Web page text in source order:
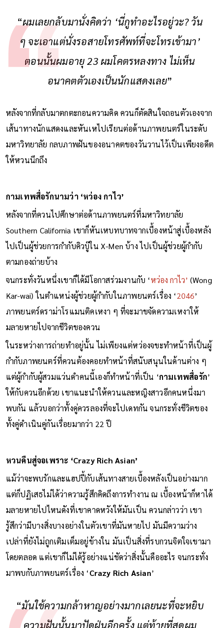
“ผมเลยกลับมานั่งคิดว่า ‘นี่กูทำอะไรอยู่วะ? วัน
ๆ จะเอาแต่นั่งรอสายโทรศัพท์ที่จะโทรเข้ามา’
ตอนนั้นผมอายุ 23 ผมโคตรหลงทาง ไม่เห็น
อนาคตตัวเองเป็นนักแสดงเลย”
หลังจากที่กลับมาตกตะกอนความคิด ควนก็ตัดสินใจถอนตัวเองจาก
เส้นาทางนักแสดงและหันเหไปเรียนต่อด้านภาพยนตร์ในระดับ
มหาวิทยาลัย กลบภาพฝันของอนาคตของวันวานไว้เป็นเพียงอดีต
ให้หวนนึกถึง
กามเทพสื่อรักนามว่า ‘หว่อง กาไว’
หลังจากที่ควนไปศึกษาต่อด้านภาพยนตร์ที่มหาวิทยาลัย
Southern California เขาก็หันเหบทบาทจากเบื้องหน้าสู่เบื้องหลัง
ไปเป็นผู้ช่วยการกำกับคิวบู๊ใน X-Men บ้าง ไปเป็นผู้ช่วยผู้กำกับ
ตามกองถ่ายบ้าง
จนกระทั่งวันหนึ่งเขาก็ได้มีโอกาสร่วมงานกับ ‘หว่อง กาไว’ (Wong
Kar-wai) ในตำแหน่งผู้ช่วยผู้กำกับในภาพยนตร์เรื่อง ‘2046’
ภาพยนตร์ดราม่าโรแมนติคเหงา ๆ ที่จะมาขจัดความเหงาให้
มลายหายไปจากชีวิตของควน
ในระหว่างการถ่ายทำอยู่นั้น ไม่เพียงแต่หว่องจขะทำหน้าที่เป็นผู้
กำกับภาพยนตร์ที่ควนต้องคอยทำหน้าที่สนับสนุนในด้านต่าง ๆ
แต่ผู้กำกับผู้สวมแว่นดำคนนี้เองก็ทำหน้าที่เป็น ‘กามเทพสื่อรัก’
ให้กับควนอีกด้วย เขาแนะนำให้ควนและหญิงสาวอีกคนหนึ่งมา
พบกัน แล้วบอกว่าทั้งคู่ควรลองที่จะไปเดทกัน จนกระทั่งชีวิตของ
ทั้งคู่ดำเนินคู่กันเรื่อยมากว่า 22 ปี
หวนคืนสู่จอเพราะ ‘Crazy Rich Asian’
แม้ว่าจะพบรักและแฮปปี้กับเส้นทางสายเบื้องหลังเป็นอย่างมาก
แต่ก็ปฏิเสธไม่ได้ว่าความรู้สึกคิดถึงการทำงาน ณ เบื้องหน้าก็หาได้
มลายหายไปไหนดังที่เขาคาดหวังให้มันเป็น ควนกล่าวว่า เขา
รู้สึกว่ามีบางสิ่งบางอย่างในตัวเขาที่มันหายไป มันมีความว่าง
เปล่าที่ยังไม่ถูกเติมเต็มอยู่ข้างใน มันเป็นสิ่งที่รบกวนจิตใจเขามา
โดยตลอด แต่เขาก็ไม่ได้รู้อย่างแน่ชัดว่าสิ่งนั้นคืออะไร จนกระทั่ง
มาพบกับภาพยนตร์เรื่อง ‘Crazy Rich Asian’
“มันใช้ความกล้าหาญอย่างมากเลยนะที่จะหยิบ
ความฝันนั้นมาปัดฝุ่นอีกครั้ง แต่ท้ายที่สุดผม